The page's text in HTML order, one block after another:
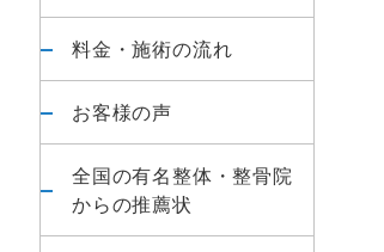
料金・施術の流れ
お客様の声
全国の有名整体・整骨院
からの推薦状